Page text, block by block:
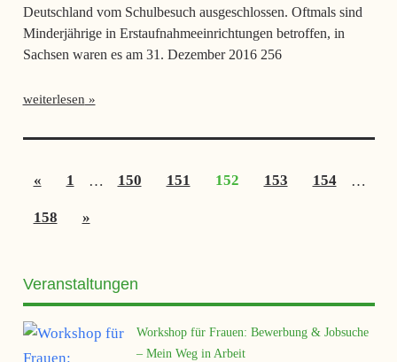
Deutschland vom Schulbesuch ausgeschlossen. Oftmals sind
Minderjährige in Erstaufnahmeeinrichtungen betroffen, in
Sachsen waren es am 31. Dezember 2016 256
weiterlesen
Seitennummerierung
Beiträge
«Vorherige
1 … 150 151 152 153 154 …
158
Nächste
»
Veranstaltungen
Workshop für Frauen: Bewerbung & Jobsuche
– Mein Weg in Arbeit